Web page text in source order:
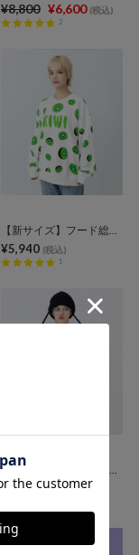
¥8,800 ¥6,600 (税込)
2
【新サイズ】フード総柄スウェット
¥5,940 (税込)
1
【新サイズ】フード総柄スウェット
¥5,940 (税込)